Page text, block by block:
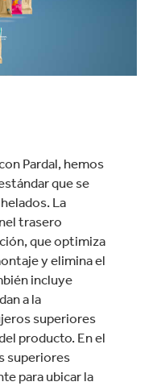
Pardal, hemos
que se
La
trasero
que optimiza
y elimina el
incluye
a la
superiores
producto. En el
superiores
para ubicar la